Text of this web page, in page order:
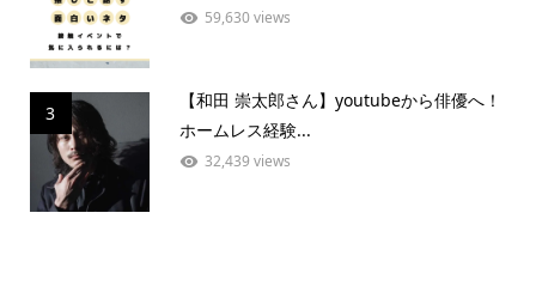
59,630 views
3
【和田 崇太郎さん】youtubeから俳優へ！
ホームレス経験...
32,439 views